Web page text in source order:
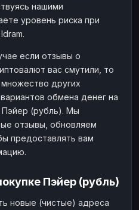
нашими
уровень риска при
если отзывы о
вас смутили, то
других
обмена денег на
Пэйер (рубль). Мы
отзывы, обновляем
предоставлять вам
Пэйер (рубль)
новые (чистые) адреса